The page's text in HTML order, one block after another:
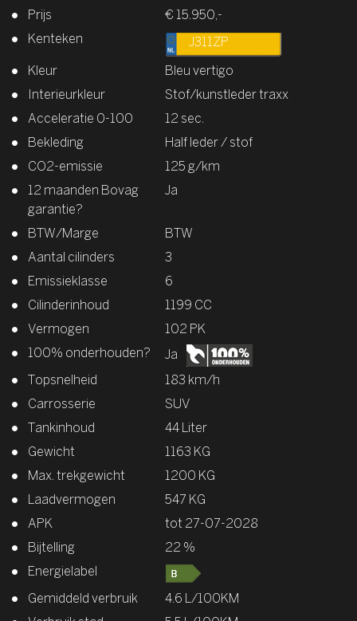
Prijs
€ 15.950,-
Kenteken
J311ZP
Kleur
Bleu vertigo
Interieurkleur
Stof/kunstleder traxx
Acceleratie 0-100
12 sec.
Bekleding
Half leder / stof
CO2-emissie
125 g/km
12 maanden Bovag
garantie?
Ja
BTW/Marge
BTW
Aantal cilinders
3
Emissieklasse
6
Cilinderinhoud
1199 CC
Vermogen
102 PK
100% onderhouden?
Ja
Topsnelheid
183 km/h
Carrosserie
SUV
Tankinhoud
44 Liter
Gewicht
1163 KG
Max. trekgewicht
1200 KG
Laadvermogen
547 KG
APK
tot 27-07-2028
Bijtelling
22 %
Energielabel
Gemiddeld verbruik
4.6 L/100KM